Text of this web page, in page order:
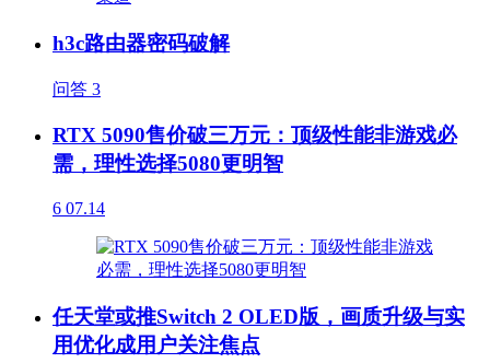
h3c路由器密码破解
问答 3
RTX 5090售价破三万元：顶级性能非游戏必
需，理性选择5080更明智
6 07.14
任天堂或推Switch 2 OLED版，画质升级与实
用优化成用户关注焦点